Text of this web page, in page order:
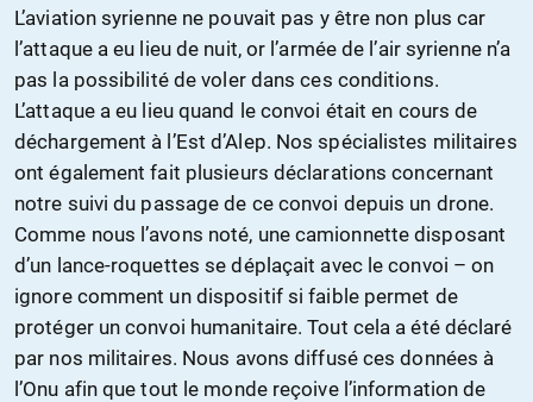
L’aviation syrienne ne pouvait pas y être non plus car
l’attaque a eu lieu de nuit, or l’armée de l’air syrienne n’a
pas la possibilité de voler dans ces conditions.
L’attaque a eu lieu quand le convoi était en cours de
déchargement à l’Est d’Alep. Nos spécialistes militaires
ont également fait plusieurs déclarations concernant
notre suivi du passage de ce convoi depuis un drone.
Comme nous l’avons noté, une camionnette disposant
d’un lance-roquettes se déplaçait avec le convoi – on
ignore comment un dispositif si faible permet de
protéger un convoi humanitaire. Tout cela a été déclaré
par nos militaires. Nous avons diffusé ces données à
l’Onu afin que tout le monde reçoive l’information de